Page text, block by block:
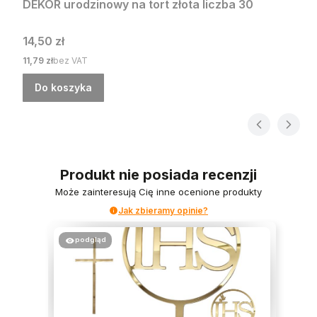
DEKOR urodzinowy na tort złota liczba 30
Cena
14,50 zł
Cena
11,79 złbez VAT
Do koszyka
Produkt nie posiada recenzji
Może zainteresują Cię inne ocenione produkty
Jak zbieramy opinie?
podgląd